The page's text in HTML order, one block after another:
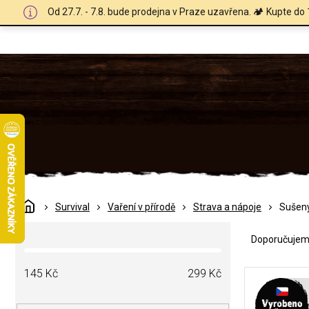
Od 27.7. - 7.8. bude prodejna v Praze uzavřena. 🏕️ Kupte
DomůSurvival Vaření v přírodě Strava a nápoje
P
o
a
145 Kč 299 Kč
e